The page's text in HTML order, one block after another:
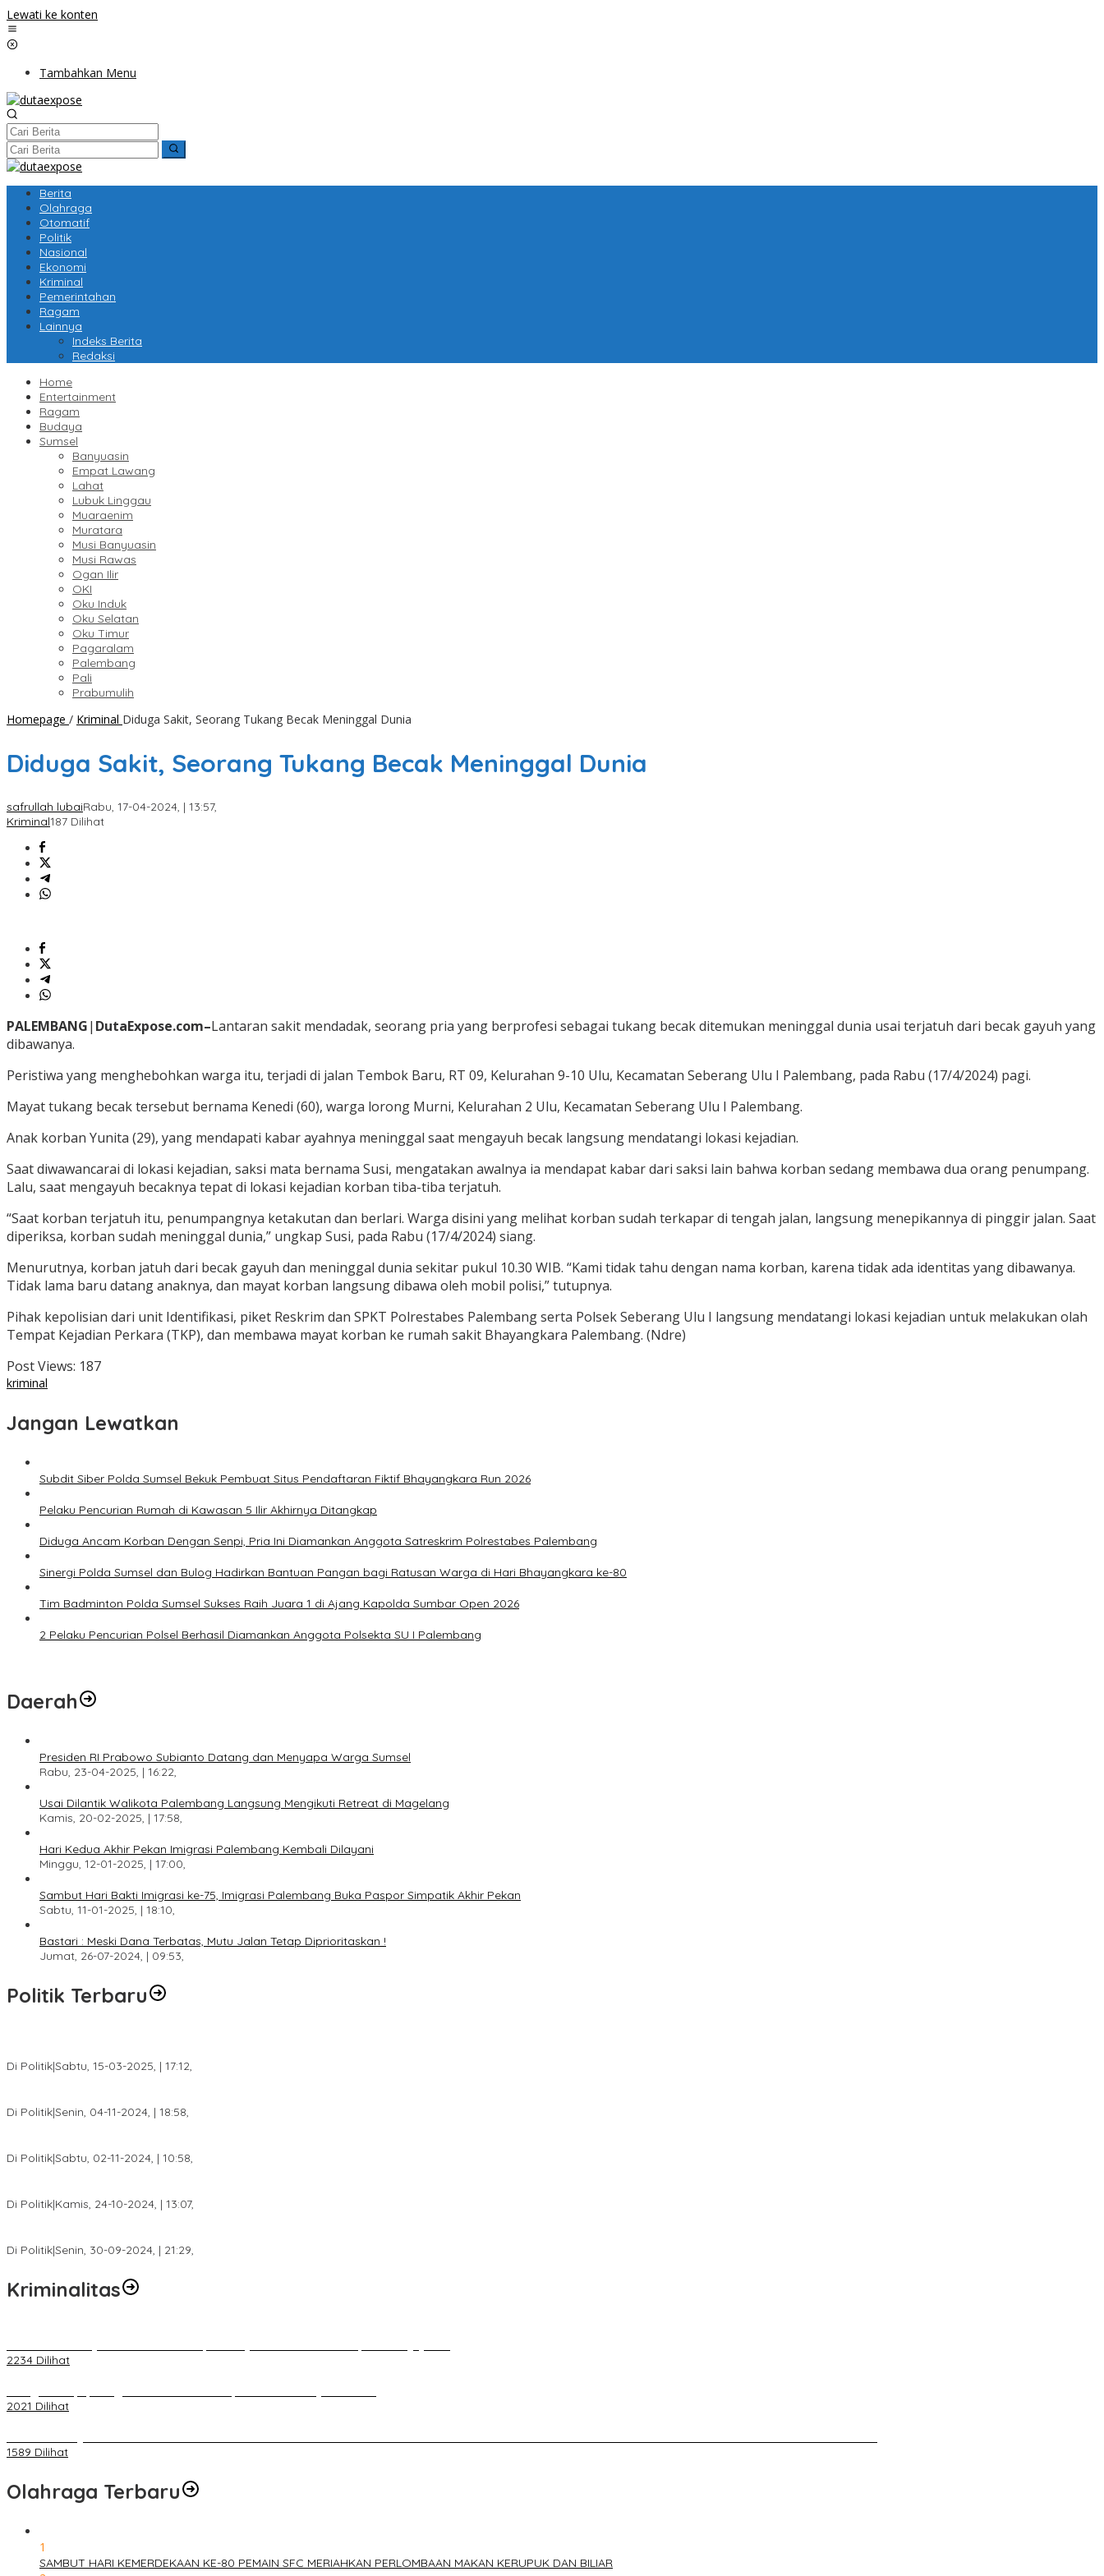
Lewati ke konten
Tambahkan Menu
Berita
Olahraga
Otomatif
Politik
Nasional
Ekonomi
Kriminal
Pemerintahan
Ragam
Lainnya
Indeks Berita
Redaksi
Home
Entertainment
Ragam
Budaya
Sumsel
Banyuasin
Empat Lawang
Lahat
Lubuk Linggau
Muaraenim
Muratara
Musi Banyuasin
Musi Rawas
Ogan Ilir
OKI
Oku Induk
Oku Selatan
Oku Timur
Pagaralam
Palembang
Pali
Prabumulih
Homepage / Kriminal Diduga Sakit, Seorang Tukang Becak Meninggal Dunia
Diduga Sakit, Seorang Tukang Becak Meninggal Dunia
safrullah lubaiRabu, 17-04-2024, | 13:57,
Kriminal187 Dilihat
PALEMBANG| DutaExpose.com–Lantaran sakit mendadak, seorang pria yang berprofesi sebagai tukang becak ditemukan meninggal dunia usai terjatuh dari becak gayuh yang
dibawanya.
Peristiwa yang menghebohkan warga itu, terjadi di jalan Tembok Baru, RT 09, Kelurahan 9-10 Ulu, Kecamatan Seberang Ulu I Palembang, pada Rabu (17/4/2024) pagi.
Mayat tukang becak tersebut bernama Kenedi (60), warga lorong Murni, Kelurahan 2 Ulu, Kecamatan Seberang Ulu I Palembang.
Anak korban Yunita (29), yang mendapati kabar ayahnya meninggal saat mengayuh becak langsung mendatangi lokasi kejadian.
Saat diwawancarai di lokasi kejadian, saksi mata bernama Susi, mengatakan awalnya ia mendapat kabar dari saksi lain bahwa korban sedang membawa dua orang penumpang.
Lalu, saat mengayuh becaknya tepat di lokasi kejadian korban tiba-tiba terjatuh.
“Saat korban terjatuh itu, penumpangnya ketakutan dan berlari. Warga disini yang melihat korban sudah terkapar di tengah jalan, langsung menepikannya di pinggir jalan. Saat
diperiksa, korban sudah meninggal dunia,” ungkap Susi, pada Rabu (17/4/2024) siang.
Menurutnya, korban jatuh dari becak gayuh dan meninggal dunia sekitar pukul 10.30 WIB. “Kami tidak tahu dengan nama korban, karena tidak ada identitas yang dibawanya.
Tidak lama baru datang anaknya, dan mayat korban langsung dibawa oleh mobil polisi,” tutupnya.
Pihak kepolisian dari unit Identifikasi, piket Reskrim dan SPKT Polrestabes Palembang serta Polsek Seberang Ulu I langsung mendatangi lokasi kejadian untuk melakukan olah
Tempat Kejadian Perkara (TKP), dan membawa mayat korban ke rumah sakit Bhayangkara Palembang. (Ndre)
Post Views: 187
kriminal
Jangan Lewatkan
Subdit Siber Polda Sumsel Bekuk Pembuat Situs Pendaftaran Fiktif Bhayangkara Run 2026
Pelaku Pencurian Rumah di Kawasan 5 Ilir Akhirnya Ditangkap
Diduga Ancam Korban Dengan Senpi, Pria Ini Diamankan Anggota Satreskrim Polrestabes Palembang
Sinergi Polda Sumsel dan Bulog Hadirkan Bantuan Pangan bagi Ratusan Warga di Hari Bhayangkara ke-80
Tim Badminton Polda Sumsel Sukses Raih Juara 1 di Ajang Kapolda Sumbar Open 2026
2 Pelaku Pencurian Polsel Berhasil Diamankan Anggota Polsekta SU I Palembang
Daerah
Presiden RI Prabowo Subianto Datang dan Menyapa Warga Sumsel
Rabu, 23-04-2025, | 16:22,
Usai Dilantik Walikota Palembang Langsung Mengikuti Retreat di Magelang
Kamis, 20-02-2025, | 17:58,
Hari Kedua Akhir Pekan Imigrasi Palembang Kembali Dilayani
Minggu, 12-01-2025, | 17:00,
Sambut Hari Bakti Imigrasi ke-75, Imigrasi Palembang Buka Paspor Simpatik Akhir Pekan
Sabtu, 11-01-2025, | 18:10,
Bastari : Meski Dana Terbatas, Mutu Jalan Tetap Diprioritaskan !
Jumat, 26-07-2024, | 09:53,
Politik Terbaru
Di Politik|Sabtu, 15-03-2025, | 17:12,
Di Politik|Senin, 04-11-2024, | 18:58,
Di Politik|Sabtu, 02-11-2024, | 10:58,
Di Politik|Kamis, 24-10-2024, | 13:07,
Di Politik|Senin, 30-09-2024, | 21:29,
Kriminalitas
2234 Dilihat
2021 Dilihat
1589 Dilihat
Olahraga Terbaru
1
SAMBUT HARI KEMERDEKAAN KE-80 PEMAIN SFC MERIAHKAN PERLOMBAAN MAKAN KERUPUK DAN BILIAR